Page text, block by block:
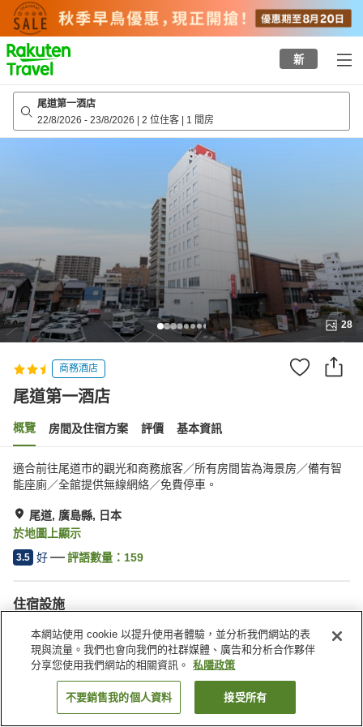
to
top
page
新
尾道第一酒店
22/8/2026 - 23/8/2026 | 2 位住客 | 1 間房
28
商務酒店
尾道第一酒店
概覽 房間及住宿方案 評價 基本資訊
適合前往尾道市的觀光和商務旅客／所有房間皆為海景房／備有智
能座廁／全館提供無線網絡／免費停車。
尾道, 廣島縣, 日本
於地圖上顯示
3.5 好 評語數量： 159
住宿設施
Wi-Fi
停車場
餐廳
全幢禁煙
找客房
本網站使用 cookie 以提升使用者體驗，並分析我們網站的表
現與流量。我們也會向我們的社群媒體、廣告和分析合作夥伴
分享您使用我們網站的相關資訊。
私隱政策
不要銷售我的個人資料 接受所有